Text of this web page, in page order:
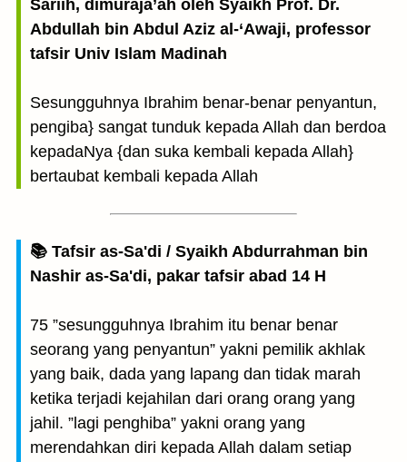
Sariih, dimuraja’ah oleh Syaikh Prof. Dr.
Abdullah bin Abdul Aziz al-‘Awaji, professor
tafsir Univ Islam Madinah
Sesungguhnya Ibrahim benar-benar penyantun,
pengiba} sangat tunduk kepada Allah dan berdoa
kepadaNya {dan suka kembali kepada Allah}
bertaubat kembali kepada Allah
📚 Tafsir as-Sa'di / Syaikh Abdurrahman bin
Nashir as-Sa'di, pakar tafsir abad 14 H
75 ”sesungguhnya Ibrahim itu benar benar
seorang yang penyantun” yakni pemilik akhlak
yang baik, dada yang lapang dan tidak marah
ketika terjadi kejahilan dari orang orang yang
jahil. ”lagi penghiba” yakni orang yang
merendahkan diri kepada Allah dalam setiap